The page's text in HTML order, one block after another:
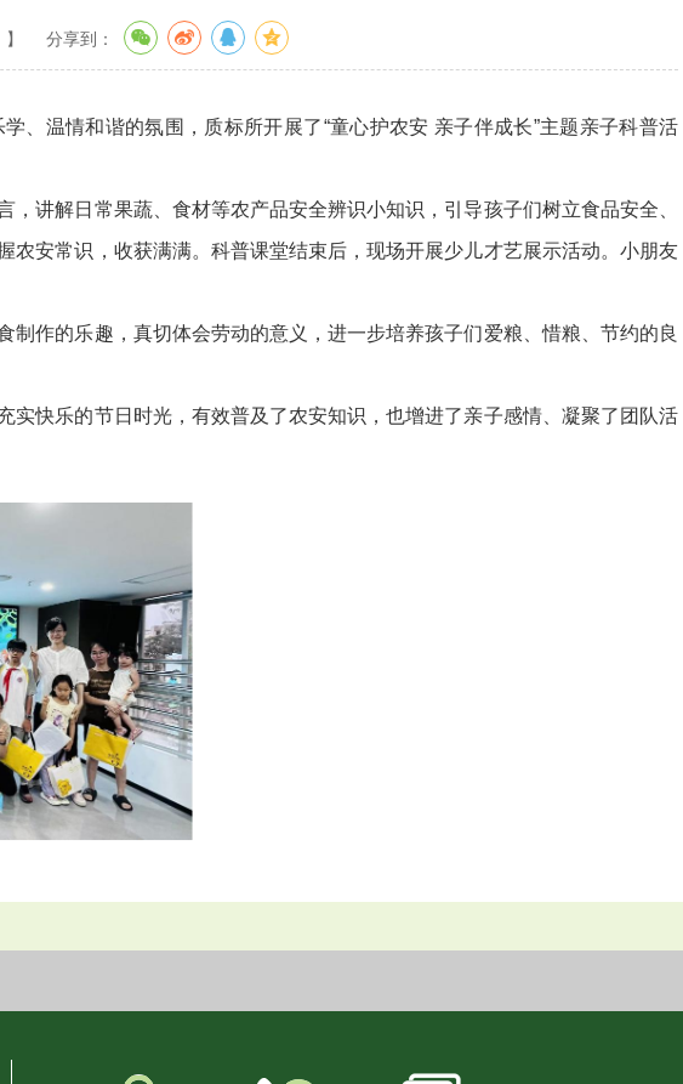
】 分享到：
温情和谐的氛围，质标所开展了“童心护农安 亲子伴成长”主题亲子科普活
解日常果蔬、食材等农产品安全辨识小知识，引导孩子们树立食品安全、
安常识，收获满满。科普课堂结束后，现场开展少儿才艺展示活动。小朋友
作的乐趣，真切体会劳动的意义，进一步培养孩子们爱粮、惜粮、节约的良
快乐的节日时光，有效普及了农安知识，也增进了亲子感情、凝聚了团队活